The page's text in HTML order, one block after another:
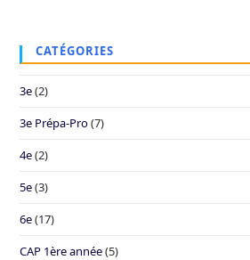
CATÉGORIES
3e(2)
3e Prépa-Pro(7)
4e(2)
5e(3)
6e(17)
CAP 1ère année(5)